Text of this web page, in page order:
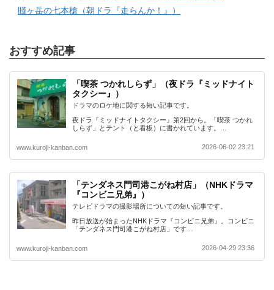
賤ヶ岳の七本槍（朝ドラ『走らんか！』）
おすすめ記事
「喫茶 つかれしらず」（夜ドラ『ミッドナイト
タクシー』）
ドラマのロケ地に関する短い記事です。
夜ドラ『ミッドナイトタクシー』第2回から。「喫茶 つかれ
しらず」とテント（と看板）に書かれています。…
www.kuroji-kanban.com 2026-06-02 23:21
「テンダネス門司港こがね村店」（NHKドラマ
『コンビニ兄弟』）
テレビドラマの撮影場所についての短い記事です。
昨日放送が始まったNHKドラマ『コンビニ兄弟』。コンビニ
「テンダネス門司港こがね村店」です…
www.kuroji-kanban.com 2026-04-29 23:36